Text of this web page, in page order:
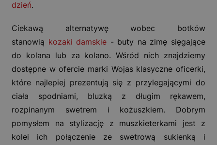
dzień.
Ciekawą alternatywę wobec botków
stanowią kozaki damskie - buty na zimę sięgające
do kolana lub za kolano. Wśród nich znajdziemy
dostępne w ofercie marki Wojas klasyczne oficerki,
które najlepiej prezentują się z przylegającymi do
ciała spodniami, bluzką z długim rękawem,
rozpinanym swetrem i kożuszkiem. Dobrym
pomysłem na stylizację z muszkieterkami jest z
kolei ich połączenie ze swetrową sukienką i